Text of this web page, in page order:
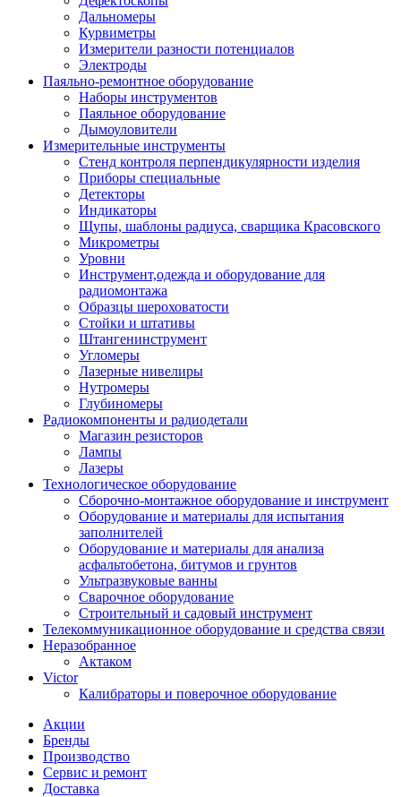
Дальномеры
Курвиметры
Измерители разности потенциалов
Электроды
Паяльно-ремонтное оборудование
Наборы инструментов
Паяльное оборудование
Дымоуловители
Измерительные инструменты
Стенд контроля перпендикулярности изделия
Приборы специальные
Детекторы
Индикаторы
Щупы, шаблоны радиуса, сварщика Красовского
Микрометры
Уровни
Инструмент,одежда и оборудование для
радиомонтажа
Образцы шероховатости
Стойки и штативы
Штангенинструмент
Угломеры
Лазерные нивелиры
Нутромеры
Глубиномеры
Радиокомпоненты и радиодетали
Магазин резисторов
Лампы
Лазеры
Технологическое оборудование
Сборочно-монтажное оборудование и инструмент
Оборудование и материалы для испытания
заполнителей
Оборудование и материалы для анализа
асфальтобетона, битумов и грунтов
Ультразвуковые ванны
Сварочное оборудование
Строительный и садовый инструмент
Телекоммуникационное оборудование и средства связи
Неразобранное
Актаком
Victor
Калибраторы и поверочное оборудование
Акции
Бренды
Производство
Сервис и ремонт
Доставка